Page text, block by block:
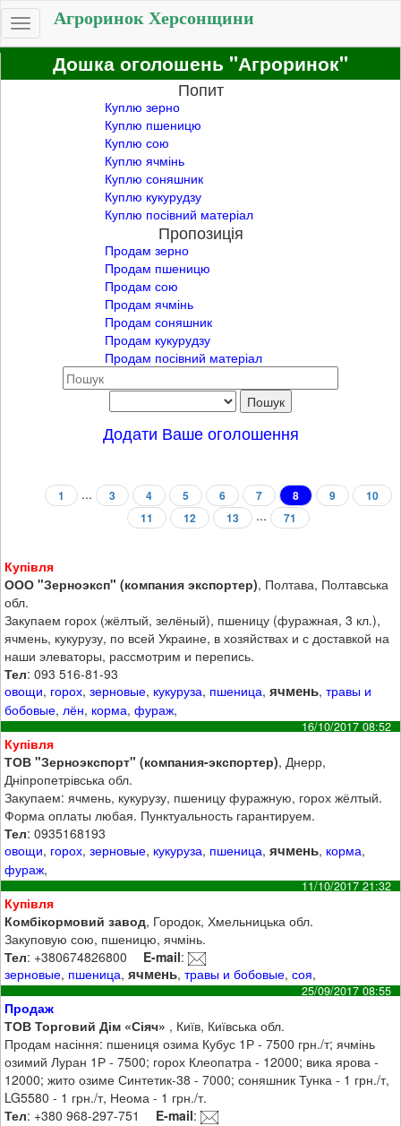
Toggle
navigation
Агроринок Херсонщини
Дошка оголошень "Агроринок"
Попит
Куплю зерно
Куплю пшеницю
Куплю сою
Куплю ячмінь
Куплю соняшник
Куплю кукурудзу
Куплю посівний матеріал
Пропозиція
Продам зерно
Продам пшеницю
Продам сою
Продам ячмінь
Продам соняшник
Продам кукурудзу
Продам посівний матеріал
Додати Ваше оголошення
1 ... 3 4 5 6 7 8 9
10
11
12 13 ... 71
Купівля
ООО "Зерноэксп" (компания экспортер), Полтава, Полтавська
обл.
Закупаем горох (жёлтый, зелёный), пшеницу (фуражная, 3 кл.),
ячмень, кукурузу, по всей Украине, в хозяйствах и с доставкой на
наши элеваторы, рассмотрим и перепись.
Тел: 093 516-81-93
овощи, горох,зерновые, кукуруза, пшеница,ячмень,травы и
бобовые,лён, корма,фураж,
16/10/2017 08:52
Купівля
ТОВ "Зерноэкспорт" (компания-экспортер), Днерр,
Дніпропетрівська обл.
Закупаем: ячмень, кукурузу, пшеницу фуражную, горох жёлтый.
Форма оплаты любая. Пунктуальность гарантируем.
Тел: 0935168193
овощи, горох,зерновые, кукуруза, пшеница,ячмень, корма,
фураж,
11/10/2017 21:32
Купівля
Комбікормовий завод, Городок, Хмельницька обл.
Закуповую сою, пшеницю, ячмінь.
Тел: +380674826800 E-mail:
зерновые, пшеница,ячмень,травы и бобовые,соя,
25/09/2017 08:55
Продаж
ТОВ Торговий Дім «Сіяч» , Київ, Київська обл.
Продам насіння: пшениця озима Кубус 1Р - 7500 грн./т; ячмінь
озимий Луран 1Р - 7500; горох Клеопатра - 12000; вика ярова -
12000; жито озиме Синтетик-38 - 7000; соняшник Тунка - 1 грн./т,
LG5580 - 1 грн./т, Неома - 1 грн./т.
Тел: +380 968-297-751 E-mail: